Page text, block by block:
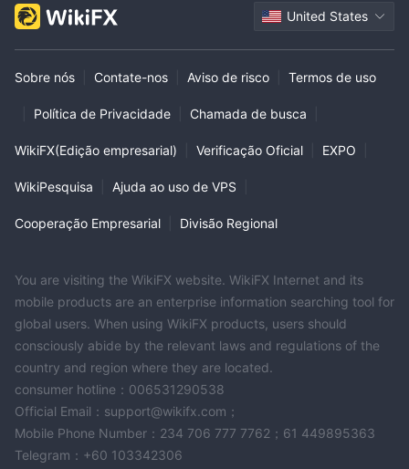
United States
Sobre nós Contate-nos Aviso de risco Termos de uso
Política de Privacidade Chamada de busca
WikiFX(Edição empresarial) Verificação Oficial EXPO
WikiPesquisa Ajuda ao uso de VPS
Cooperação Empresarial Divisão Regional
You are visiting the WikiFX website. WikiFX Internet and its
mobile products are an enterprise information searching tool for
global users. When using WikiFX products, users should
consciously abide by the relevant laws and regulations of the
country and region where they are located.
consumer hotline：006531290538
Official Email：support@wikifx.com；
Mobile Phone Number：234 706 777 7762；61 449895363
Telegram：+60 103342306